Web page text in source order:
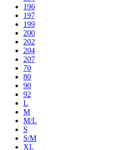
196
197
199
200
202
204
207
70
80
90
92
L
M
M/L
S
S/M
XL